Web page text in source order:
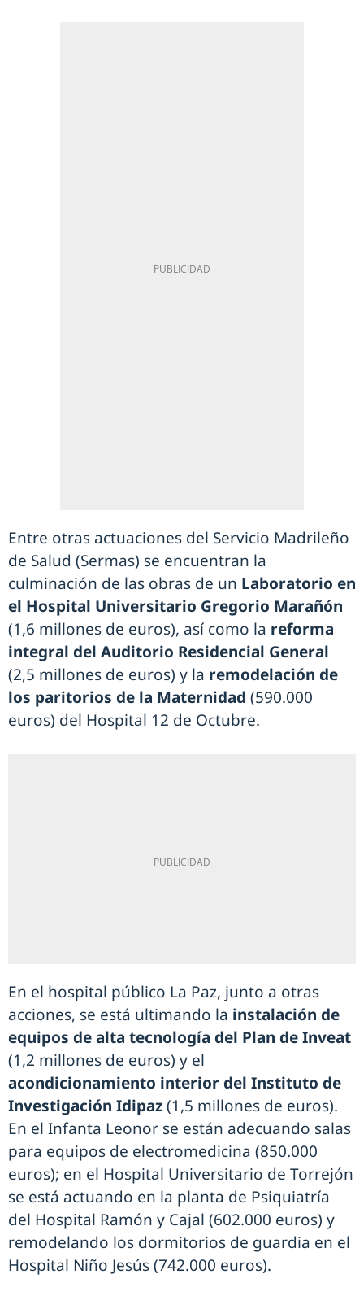
Entre otras actuaciones del Servicio Madrileño
de Salud (Sermas) se encuentran la
culminación de las obras de un Laboratorio en
el Hospital Universitario Gregorio Marañón
(1,6 millones de euros), así como la reforma
integral del Auditorio Residencial General
(2,5 millones de euros) y la remodelación de
los paritorios de la Maternidad (590.000
euros) del Hospital 12 de Octubre.
En el hospital público La Paz, junto a otras
acciones, se está ultimando la instalación de
equipos de alta tecnología del Plan de Inveat
(1,2 millones de euros) y el
acondicionamiento interior del Instituto de
Investigación Idipaz(1,5 millones de euros).
En el Infanta Leonor se están adecuando salas
para equipos de electromedicina (850.000
euros); en el Hospital Universitario de Torrejón
se está actuando en la planta de Psiquiatría
del Hospital Ramón y Cajal (602.000 euros) y
remodelando los dormitorios de guardia en el
Hospital Niño Jesús (742.000 euros).